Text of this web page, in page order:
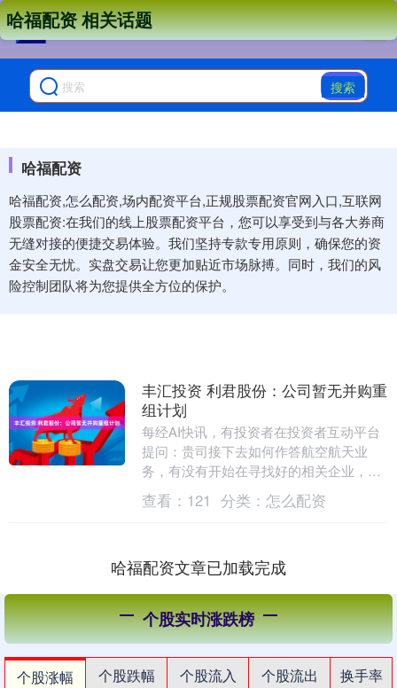
搜索
哈福配资
哈福配资,怎么配资,场内配资平台,正规股票配资官网入口,互联网
股票配资:在我们的线上股票配资平台，您可以享受到与各大券商
无缝对接的便捷交易体验。我们坚持专款专用原则，确保您的资
金安全无忧。实盘交易让您更加贴近市场脉搏。同时，我们的风
险控制团队将为您提供全方位的保护。
哈福配资 相关话题
丰汇投资 利君股份：公司暂无并购重
组计划
每经AI快讯，有投资者在投资者互动平台
提问：贵司接下去如何作答航空航天业
务，有没有开始在寻找好的相关企业，并
购重组呢？ 利君股份（002651.SZ）5月7
日在....
查看： 121 分类： 怎么配资
哈福配资文章已加载完成
个股实时涨跌榜
个股涨幅 个股跌幅 个股流入 个股流出
换手率